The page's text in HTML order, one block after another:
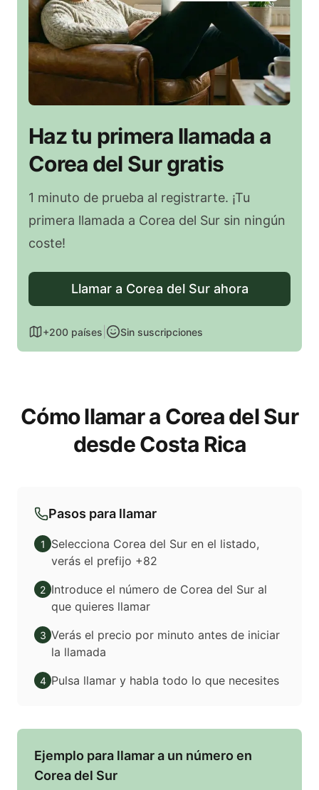
Haz tu primera llamada a
Corea del Sur gratis
1 minuto de prueba al registrarte. ¡Tu
primera llamada a Corea del Sur sin ningún
coste!
Llamar a Corea del Sur ahora
+200 países Sin suscripciones
Cómo llamar a Corea del Sur
desde Costa Rica
Pasos para llamar
1
Selecciona Corea del Sur en el listado,
verás el prefijo +82
2 Introduce el número de Corea del Sur al
que quieres llamar
3 Verás el precio por minuto antes de iniciar
la llamada
4 Pulsa llamar y habla todo lo que necesites
Ejemplo para llamar a un número en
Corea del Sur